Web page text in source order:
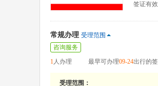
签证有
常规办理 受理范围
咨询服务
1人办理 最早可办理09-24出行的
受理范围：